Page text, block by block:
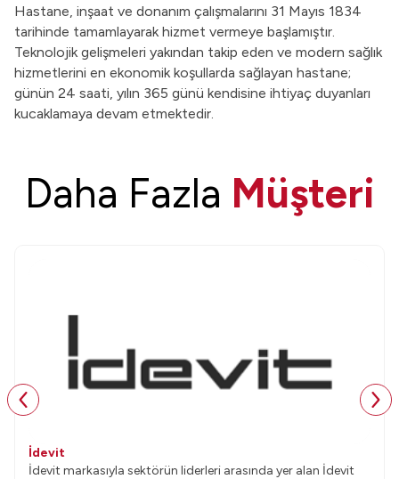
Hastane, inşaat ve donanım çalışmalarını 31 Mayıs 1834
tarihinde tamamlayarak hizmet vermeye başlamıştır.
Teknolojik gelişmeleri yakından takip eden ve modern sağlık
hizmetlerini en ekonomik koşullarda sağlayan hastane;
günün 24 saati, yılın 365 günü kendisine ihtiyaç duyanları
kucaklamaya devam etmektedir.
Daha Fazla Müşteri
İdevit
İdevit markasıyla sektörün liderleri arasında yer alan İdevit